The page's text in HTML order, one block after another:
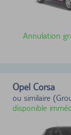
Annulation
Opel Corsa
ou similaire
disponible